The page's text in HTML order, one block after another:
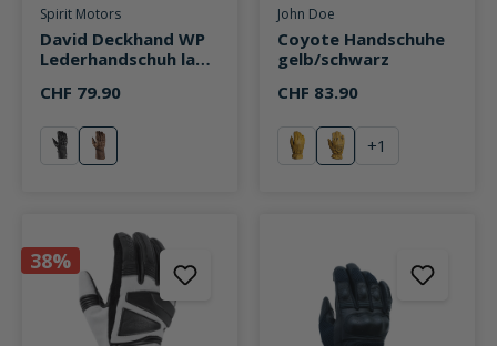
Durchschnittliche Bewertung von 4.6 von 5 Sternen
Spirit Motors
David Deckhand WP
Lederhandschuh lang
CHF 79.90
schwarzbraun
Durchschnittliche Bewertung
John Doe
Coyote Handschuhe
gelb/schwarz
CHF 83.90
gelbgelb/schwarz
+1
38%